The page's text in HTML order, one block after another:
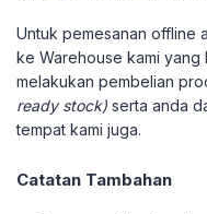
Untuk pemesanan offline
ke Warehouse kami
melakukan pembelian
ready stock) serta anda
tempat kami juga.
Catatan Tambahan